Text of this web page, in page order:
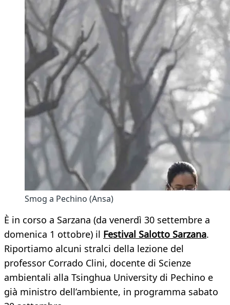
Smog a Pechino (Ansa)
È in corso a Sarzana (da venerdì 30 settembre a
domenica 1 ottobre) il Festival Salotto Sarzana.
Riportiamo alcuni stralci della lezione del
professor Corrado Clini, docente di Scienze
ambientali alla Tsinghua University di Pechino e
già ministro dell’ambiente, in programma sabato